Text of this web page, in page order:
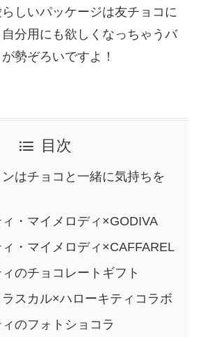
しいパッケージは友チョコに
分用にも欲しくなっちゃうバ
勢ぞろいですよ！
目次
はチョコと一緒に気持ちを
・マイメロディ×GODIVA
・マイメロディ×CAFFAREL
のチョコレートギフト
スカル×ハローキティコラボ
のフォトショコラ